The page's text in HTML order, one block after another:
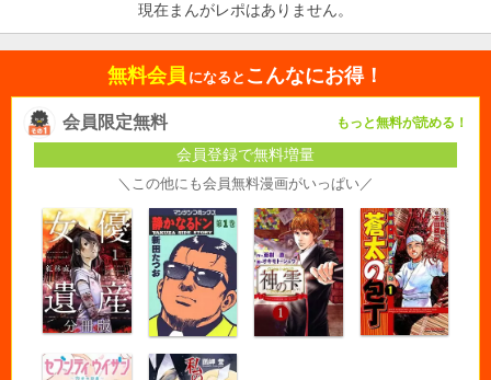
現在まんがレポはありません。
無料会員 になると こんなにお得！
会員限定無料 もっと無料が読める！
会員登録で無料増量
＼この他にも会員無料漫画がいっぱい／